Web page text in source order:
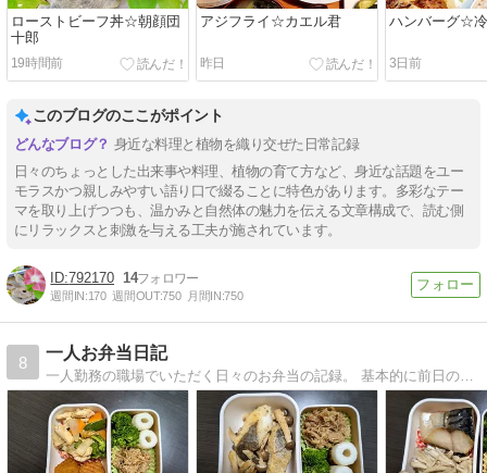
ローストビーフ丼☆朝顔団
十郎
19時間前
アジフライ☆カエル君
昨日
ハンバーグ☆
3日前
このブログのここがポイント
身近な料理と植物を織り交ぜた日常記録
日々のちょっとした出来事や料理、植物の育て方など、身近な話題をユー
モラスかつ親しみやすい語り口で綴ることに特色があります。多彩なテー
マを取り上げつつも、温かみと自然体の魅力を伝える文章構成で、読む側
にリラックスと刺激を与える工夫が施されています。
792170 14
週間IN:170 週間OUT:750 月間IN:750
8
一人お弁当日記
一人勤務の職場でいただく日々のお弁当の記録。 基本的に前日のおかずを使っています。